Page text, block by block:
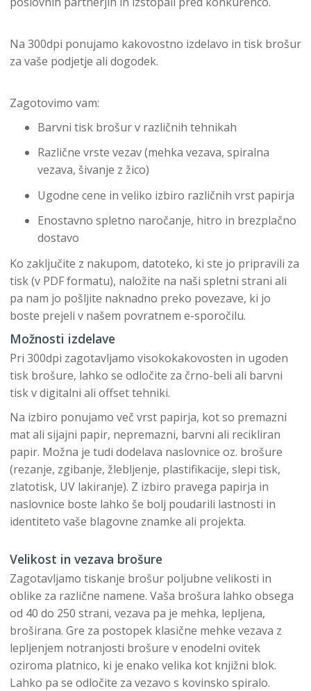
Na 300dpi ponujamo kakovostno izdelavo in tisk brošur
za vaše podjetje ali dogodek.
Zagotovimo vam:
Barvni tisk brošur v različnih tehnikah
Različne vrste vezav (mehka vezava, spiralna
vezava, šivanje z žico)
Ugodne cene in veliko izbiro različnih vrst papirja
Enostavno spletno naročanje, hitro in brezplačno
dostavo
Ko zaključite z nakupom, datoteko, ki ste jo pripravili za
tisk (v PDF formatu), naložite na naši spletni strani ali
pa nam jo pošljite naknadno preko povezave, ki jo
boste prejeli v našem povratnem e-sporočilu.
Možnosti izdelave
Pri 300dpi zagotavljamo visokokakovosten in ugoden
tisk brošure, lahko se odločite za črno-beli ali barvni
tisk v digitalni ali offset tehniki.
Na izbiro ponujamo več vrst papirja, kot so premazni
mat ali sijajni papir, nepremazni, barvni ali recikliran
papir. Možna je tudi dodelava naslovnice oz. brošure
(rezanje, zgibanje, žlebljenje, plastifikacije, slepi tisk,
zlatotisk, UV lakiranje). Z izbiro pravega papirja in
naslovnice boste lahko še bolj poudarili lastnosti in
identiteto vaše blagovne znamke ali projekta.
Velikost in vezava brošure
Zagotavljamo tiskanje brošur poljubne velikosti in
oblike za različne namene. Vaša brošura lahko obsega
od 40 do 250 strani, vezava pa je mehka, lepljena,
broširana. Gre za postopek klasične mehke vezava z
lepljenjem notranjosti brošure v enodelni ovitek
oziroma platnico, ki je enako velika kot knjižni blok.
Lahko pa se odločite za vezavo s kovinsko spiralo.